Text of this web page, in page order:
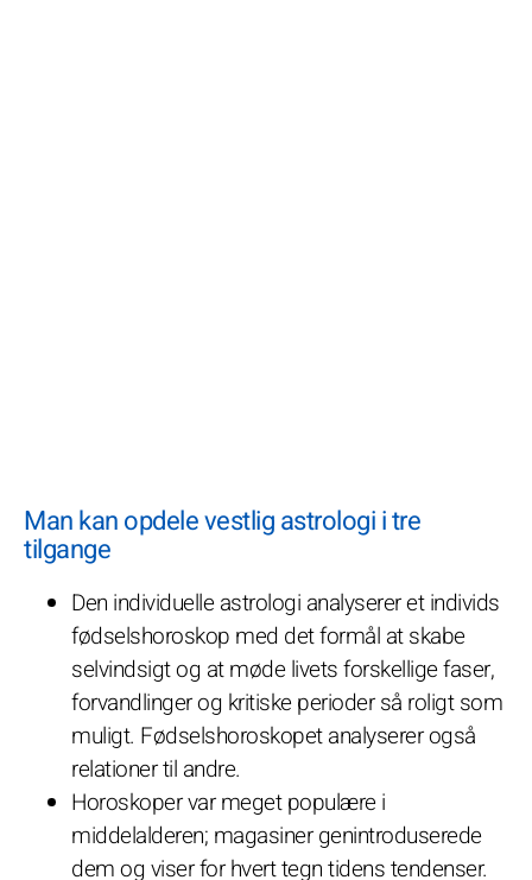
Man kan opdele vestlig astrologi i tre
tilgange
Den individuelle astrologi analyserer et individs
fødselshoroskop med det formål at skabe
selvindsigt og at møde livets forskellige faser,
forvandlinger og kritiske perioder så roligt som
muligt. Fødselshoroskopet analyserer også
relationer til andre.
Horoskoper var meget populære i
middelalderen; magasiner genintroduserede
dem og viser for hvert tegn tidens tendenser.